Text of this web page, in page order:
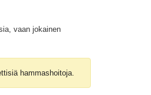
vaan jokainen
hammashoitoja.